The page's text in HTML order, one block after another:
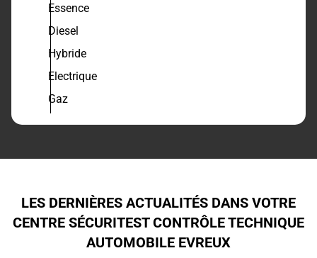
Essence
Diesel
Hybride
Electrique
Gaz
LES DERNIÈRES ACTUALITÉS DANS VOTRE
CENTRE SÉCURITEST CONTRÔLE TECHNIQUE
AUTOMOBILE EVREUX